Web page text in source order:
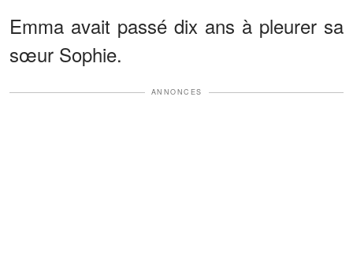
Emma avait passé dix ans à pleurer sa
sœur Sophie.
ANNONCES